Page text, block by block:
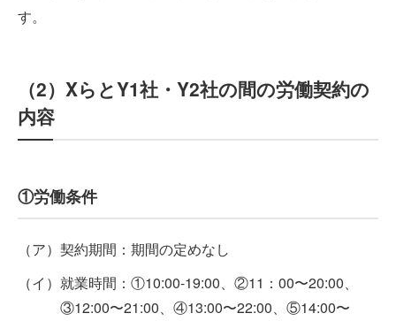
す。
（2）XらとY1社・Y2社の間の労働契約の
内容
①労働条件
契約期間：期間の定めなし
就業時間：①10:00-19:00、②11：00〜20:00、
③12:00〜21:00、④13:00〜22:00、⑤14:00〜